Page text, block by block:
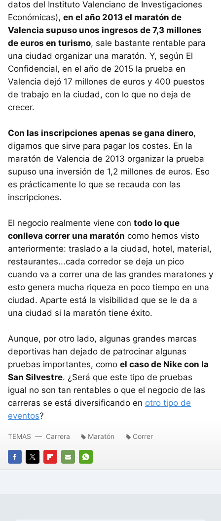
datos del Instituto Valenciano de Investigaciones
Económicas), en el año 2013 el maratón de
Valencia supuso unos ingresos de 7,3 millones
de euros en turismo, sale bastante rentable para
una ciudad organizar una maratón. Y, según El
Confidencial, en el año de 2015 la prueba en
Valencia dejó 17 millones de euros y 400 puestos
de trabajo en la ciudad, con lo que no deja de
crecer.
Con las inscripciones apenas se gana dinero,
digamos que sirve para pagar los costes. En la
maratón de Valencia de 2013 organizar la prueba
supuso una inversión de 1,2 millones de euros. Eso
es prácticamente lo que se recauda con las
inscripciones.
El negocio realmente viene con todo lo que
conlleva correr una maratón como hemos visto
anteriormente: traslado a la ciudad, hotel, material,
restaurantes...cada corredor se deja un pico
cuando va a correr una de las grandes maratones y
esto genera mucha riqueza en poco tiempo en una
ciudad. Aparte está la visibilidad que se le da a
una ciudad si la maratón tiene éxito.
Aunque, por otro lado, algunas grandes marcas
deportivas han dejado de patrocinar algunas
pruebas importantes, como el caso de Nike con la
San Silvestre. ¿Será que este tipo de pruebas
igual no son tan rentables o que el negocio de las
carreras se está diversificando en otro tipo de
eventos?
FACEBOOK
TWITTERFLIPBOARD
E-
WHATSAPP
TEMAS Carrera Maratón Correr